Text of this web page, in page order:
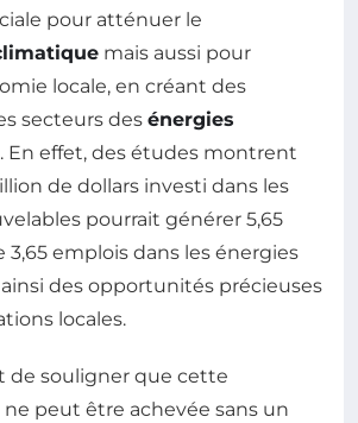
pour atténuer le
mais aussi pour
locale, en créant des
secteurs des énergies
. En effet, des études montrent
de dollars investi dans les
pourrait générer 5,65
3,65 emplois dans les énergies
ainsi des opportunités précieuses
locales.
de souligner que cette
peut être achevée sans un